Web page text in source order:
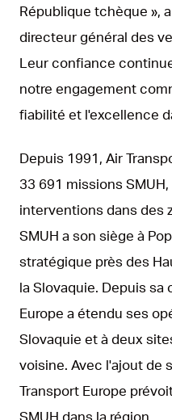
République tchèque »,
directeur général des
Leur confiance
notre engagement
fiabilité et l'excellence
Depuis 1991, Air
33 691 missions
interventions dans des
SMUH a son siège à
stratégique près des
la Slovaquie. Depuis sa
Europe a étendu ses
Slovaquie et à deux
voisine. Avec l'ajout de
Transport Europe
SMUH dans la région.